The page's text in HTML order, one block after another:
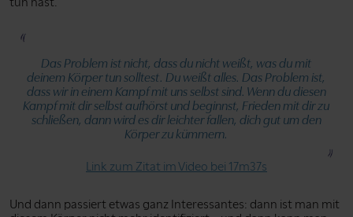
Das Problem ist nicht, dass du nicht weißt, was du mit
deinem Körper tun solltest. Du weißt alles. Das Problem ist,
dass wir in einem Kampf mit uns selbst sind. Wenn du diesen
Kampf mit dir selbst aufhörst und beginnst, Frieden mit dir zu
schließen, dann wird es dir leichter fallen, dich gut um den
Körper zu kümmern.
Link zum Zitat im Video bei 17m37s
Und dann passiert etwas ganz Interessantes: dann ist man mit